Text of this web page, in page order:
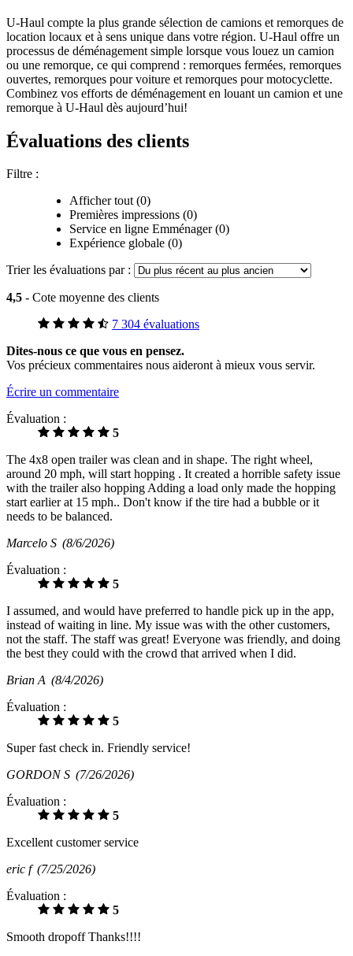
U-Haul compte la plus grande sélection de camions et remorques de
location locaux et à sens unique dans votre région. U-Haul offre un
processus de déménagement simple lorsque vous louez un camion
ou une remorque, ce qui comprend : remorques fermées, remorques
ouvertes, remorques pour voiture et remorques pour motocyclette.
Combinez vos efforts de déménagement en louant un camion et une
remorque à U-Haul dès aujourd’hui!
Évaluations des clients
Filtre :
Afficher tout (0)
Premières impressions (0)
Service en ligne Emménager (0)
Expérience globale (0)
Trier les évaluations par :
4,5 - Cote moyenne des clients
7 304 évaluations
Dites-nous ce que vous en pensez.
Vos précieux commentaires nous aideront à mieux vous servir.
Écrire un commentaire
Évaluation :
5
The 4x8 open trailer was clean and in shape. The right wheel,
around 20 mph, will start hopping . It created a horrible safety issue
with the trailer also hopping Adding a load only made the hopping
start earlier at 15 mph.. Don't know if the tire had a bubble or it
needs to be balanced.
Marcelo S (8/6/2026)
Évaluation :
5
I assumed, and would have preferred to handle pick up in the app,
instead of waiting in line. My issue was with the other customers,
not the staff. The staff was great! Everyone was friendly, and doing
the best they could with the crowd that arrived when I did.
Brian A (8/4/2026)
Évaluation :
5
Super fast check in. Friendly service!
GORDON S (7/26/2026)
Évaluation :
5
Excellent customer service
eric f (7/25/2026)
Évaluation :
5
Smooth dropoff Thanks!!!!